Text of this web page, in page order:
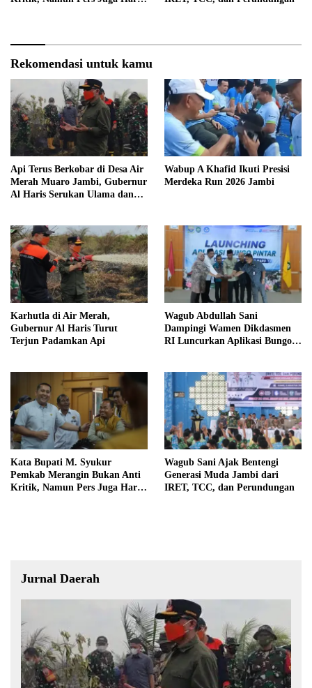
Rekomendasi untuk kamu
Api Terus Berkobar di Desa Air
Merah Muaro Jambi, Gubernur
Al Haris Serukan Ulama dan
Wabup A Khafid Ikuti Presisi
Merdeka Run 2026 Jambi
Karhutla di Air Merah,
Gubernur Al Haris Turut
Terjun Padamkan Api
Wagub Abdullah Sani
Dampingi Wamen Dikdasmen
RI Luncurkan Aplikasi Bungo
Kata Bupati M. Syukur
Pemkab Merangin Bukan Anti
Kritik, Namun Pers Juga Harus
Wagub Sani Ajak Bentengi
Generasi Muda Jambi dari
IRET, TCC, dan Perundungan
Jurnal Daerah